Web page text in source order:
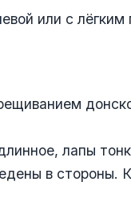
или с лёгким
лапы
в стороны.